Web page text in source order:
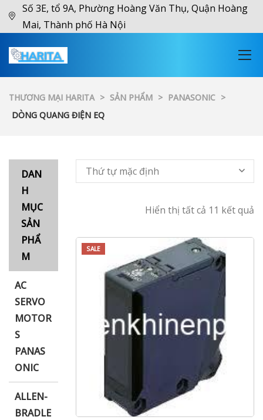
Số 3E, tổ 9A, Phường Hoàng Văn Thụ, Quận Hoàng
Mai, Thành phố Hà Nội
THƯƠNG MẠI HARITA > SẢN PHẨM > PANASONIC >
DÒNG QUANG ĐIỆN EQ
DAN
H
MỤC
SẢN
PHẨ
M
AC
SERVO
MOTOR
S
PANAS
ONIC
ALLEN-
BRADLE
Hiển thị tất cả 11 kết quả
Thứ tự mặc định
SALE
XNK